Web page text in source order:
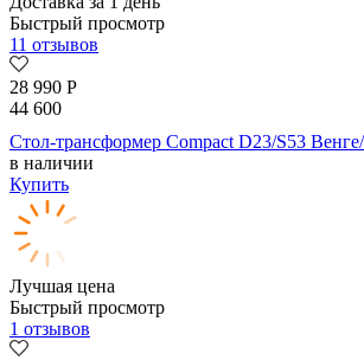
Быстрый просмотр
11 отзывов
28 990 Р
44 600
Стол-трансформер Compact D23/S53
в наличии
Купить
Лучшая цена
Быстрый просмотр
1 отзывов